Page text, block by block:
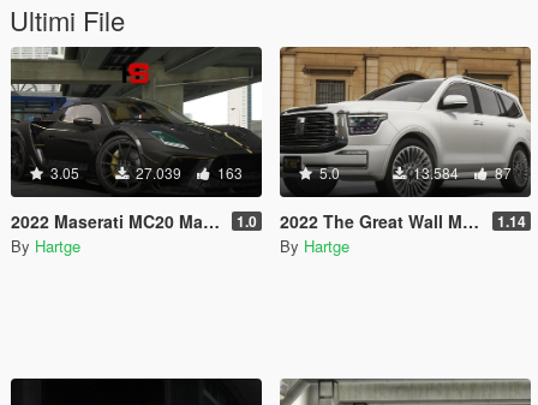
Ultimi File
3.05 27.039 163
2022 Maserati MC20 Mansory [Add-On | Tuning] 1.0
By Hartge
5.0 13.584 87
2022 The Great Wall Motors WEY Tank 500 [Add-On] 1.14
By Hartge